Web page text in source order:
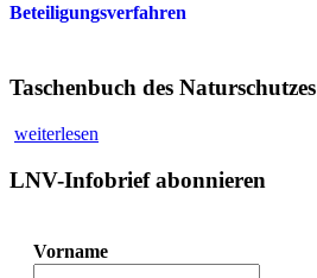
Beteiligungsverfahren
Taschenbuch des Naturschutzes
weiterlesen
LNV-Infobrief abonnieren
Vorname